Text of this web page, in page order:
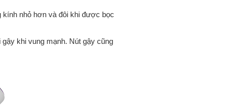
nhỏ hơn và đôi khi được bọc
khi vung mạnh. Nút gậy cũng